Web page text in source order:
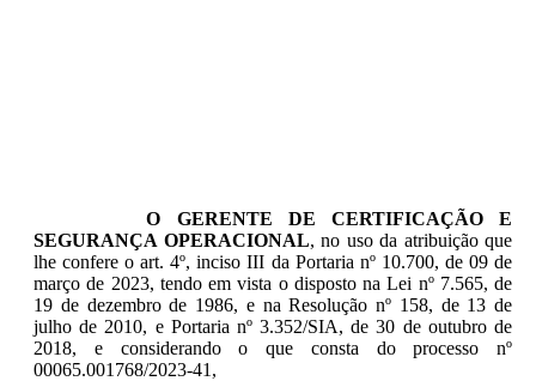
O GERENTE DE CERTIFICAÇÃO E
SEGURANÇA OPERACIONAL, no uso da atribuição que
lhe confere o art. 4º, inciso III da Portaria nº 10.700, de 09 de
março de 2023, tendo em vista o disposto na Lei nº 7.565, de
19 de dezembro de 1986, e na Resolução nº 158, de 13 de
julho de 2010, e Portaria nº 3.352/SIA, de 30 de outubro de
2018, e considerando o que consta do processo nº
00065.001768/2023-41,